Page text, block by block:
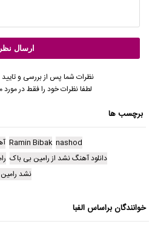
نظرات شما پس از بررسی و
لطفا نظرات خود را فقط در مورد
برچسب ها
nashod
Ramin Bibak
دانلود آهنگ نشد از رامین بی باک
نشد
خوانندگان براساس الفبا